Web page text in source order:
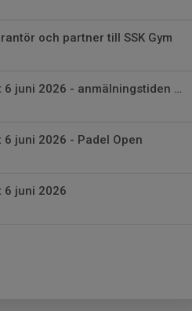
och partner till SSK Gym
Svärtinge Sportfest 6 juni 2026 - anmälningstiden förlängs till torsdag 4/6
juni 2026 - Padel Open
6 juni 2026